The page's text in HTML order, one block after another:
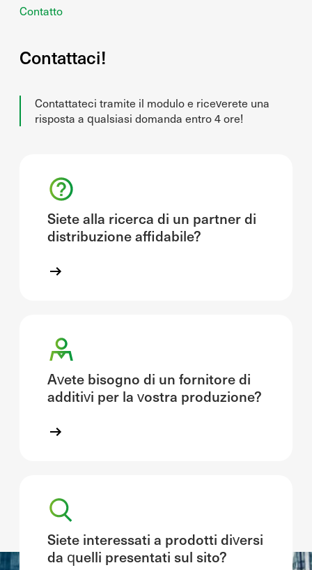
Contatto
Contattaci!
Contattateci tramite il modulo e riceverete una
risposta a qualsiasi domanda entro 4 ore!
Siete alla ricerca di un partner di
distribuzione affidabile?
Avete bisogno di un fornitore di
additivi per la vostra produzione?
Siete interessati a prodotti diversi
da quelli presentati sul sito?